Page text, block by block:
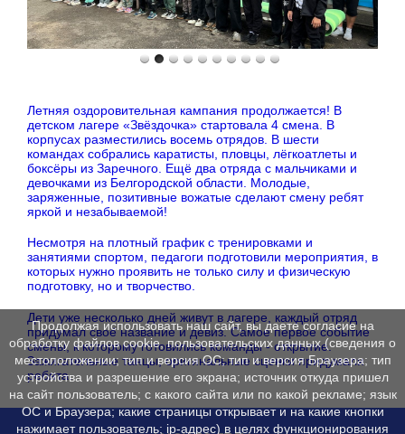
Летняя оздоровительная кампания продолжается! В
детском лагере «Звёздочка» стартовала 4 смена. В
корпусах разместились восемь отрядов. В шести
командах собрались каратисты, пловцы, лёгкоатлеты и
боксёры из Заречного. Ещё два отряда с мальчиками и
девочками из Белгородской области. Молодые,
заряженные, позитивные вожатые сделают смену ребят
яркой и незабываемой!
Несмотря на плотный график с тренировками и
занятиями спортом, педагоги подготовили мероприятия, в
которых нужно проявить не только силу и физическую
подготовку, но и творчество.
Дети уже несколько дней живут в лагере, каждый отряд
придумал своё название и девиз. Самое первое событие
смены, к которому готовились команды - открытие.
Зажигательные танцы, оригинальные сценки придумали
ребята.
Продолжая использовать наш сайт, вы даете согласие на
обработку файлов cookie, пользовательских данных (сведения о
местоположении; тип и версия ОС; тип и версия Браузера; тип
устройства и разрешение его экрана; источник откуда пришел
на сайт пользователь; с какого сайта или по какой рекламе; язык
ОС и Браузера; какие страницы открывает и на какие кнопки
нажимает пользователь; ip-адрес) в целях функционирования